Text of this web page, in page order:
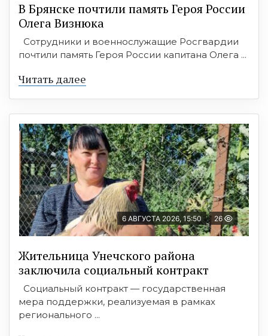
В Брянске почтили память Героя России
Олега Визнюка
Сотрудники и военнослужащие Росгвардии
почтили память Героя России капитана Олега ...
Читать далее
6 АВГУСТА 2026, 15:50 26
Жительница Унечского района
заключила социальный контракт
Социальный контракт — государственная
мера поддержки, реализуемая в рамках
регионального ...